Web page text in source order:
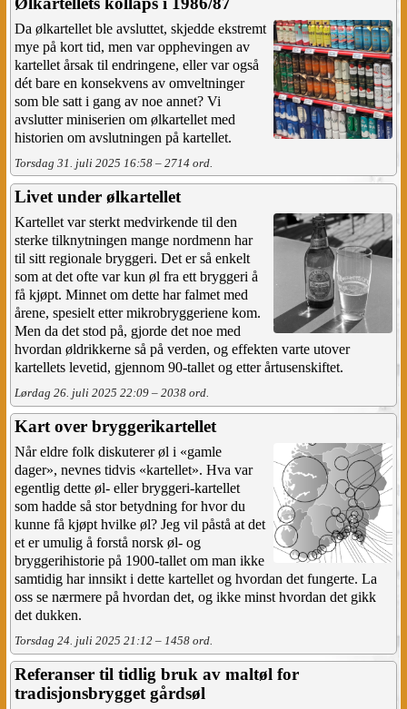
Da ølkartellet ble avsluttet, skjedde ekstremt
mye på kort tid, men var opphevingen av
kartellet årsak til endringene, eller var også
dét bare en konsekvens av omveltninger
som ble satt i gang av noe annet? Vi
avslutter miniserien om ølkartellet med
historien om avslutningen på kartellet.
Torsdag 31. juli 2025 16:58 – 2714 ord.
Livet under ølkartellet
Kartellet var sterkt medvirkende til den
sterke tilknytningen mange nordmenn har
til sitt regionale bryggeri. Det er så enkelt
som at det ofte var kun øl fra ett bryggeri å
få kjøpt. Minnet om dette har falmet med
årene, spesielt etter mikrobryggeriene kom.
Men da det stod på, gjorde det noe med
hvordan øldrikkerne så på verden, og effekten varte utover
kartellets levetid, gjennom 90-tallet og etter årtusenskiftet.
Lørdag 26. juli 2025 22:09 – 2038 ord.
Kart over bryggerikartellet
Når eldre folk diskuterer øl i «gamle
dager», nevnes tidvis «kartellet». Hva var
egentlig dette øl- eller bryggeri-kartellet
som hadde så stor betydning for hvor du
kunne få kjøpt hvilke øl? Jeg vil påstå at det
et er umulig å forstå norsk øl- og
bryggerihistorie på 1900-tallet om man ikke
samtidig har innsikt i dette kartellet og hvordan det fungerte. La
oss se nærmere på hvordan det, og ikke minst hvordan det gikk
det dukken.
Torsdag 24. juli 2025 21:12 – 1458 ord.
Referanser til tidlig bruk av maltøl for
tradisjonsbrygget gårdsøl